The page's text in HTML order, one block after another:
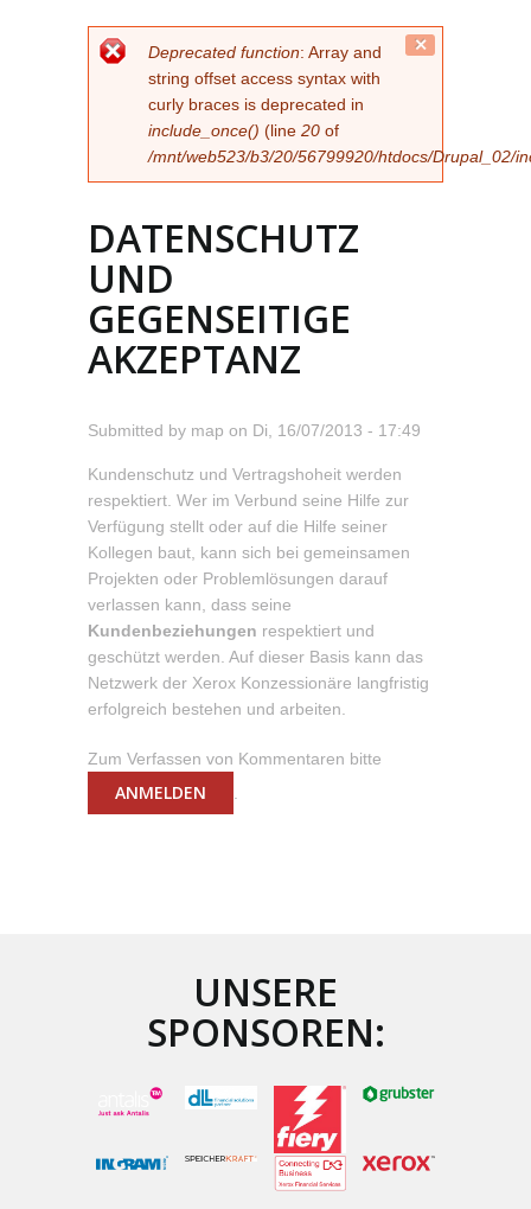
FEHLERMELDUNG
Deprecated function: Array and
string offset access syntax with
curly braces is deprecated in
include_once() (line 20 of
/mnt/web523/b3/20/56799920/htdocs/Drupal_02/
DATENSCHUTZ
UND
GEGENSEITIGE
AKZEPTANZ
Submitted by map on Di, 16/07/2013 - 17:49
Kundenschutz und Vertragshoheit werden
respektiert. Wer im Verbund seine Hilfe zur
Verfügung stellt oder auf die Hilfe seiner
Kollegen baut, kann sich bei gemeinsamen
Projekten oder Problemlösungen darauf
verlassen kann, dass seine
Kundenbeziehungen respektiert und
geschützt werden. Auf dieser Basis kann das
Netzwerk der Xerox Konzessionäre langfristig
erfolgreich bestehen und arbeiten.
Zum Verfassen von Kommentaren bitte
ANMELDEN
UNSERE
SPONSOREN: